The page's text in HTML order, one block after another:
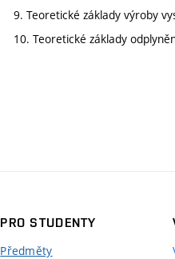
9. Teoretické základy výroby
10. Teoretické základy
PRO STUDENTY
Předměty